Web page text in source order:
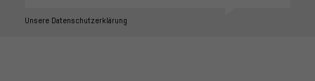
Unsere Datenschutzerklärung